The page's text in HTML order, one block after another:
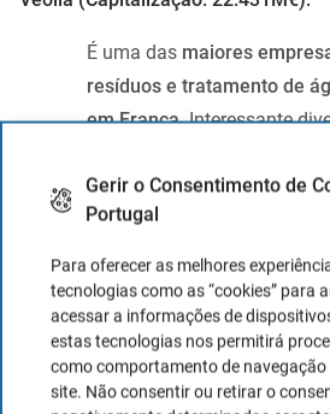
Gerir o Consentimento de
Portugal
Para oferecer as melhores
tecnologias como as “cookies” para
acessar a informações de
estas tecnologias nos permitirá
como comportamento de navegação
site. Não consentir ou retirar o
É uma das maiores
resíduos e tratamento de
em França. Interessante
concorrentes (água,
Empresa com
FCF Yield de 7-8%
Um crescimento
EBITDA nos
Pouco alavancada
abaixo de 3x.